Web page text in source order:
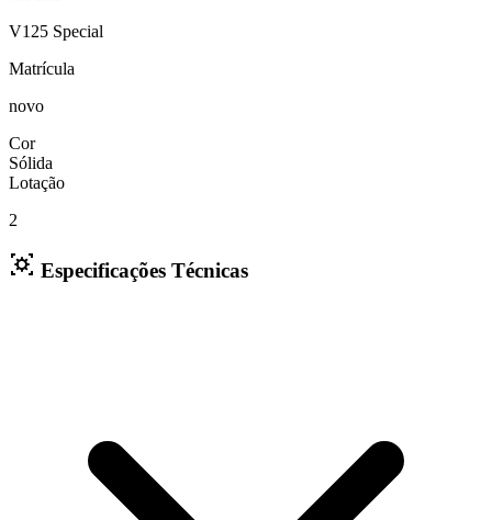
V125 Special
Matrícula
novo
Cor
Sólida
Lotação
2
Especificações Técnicas